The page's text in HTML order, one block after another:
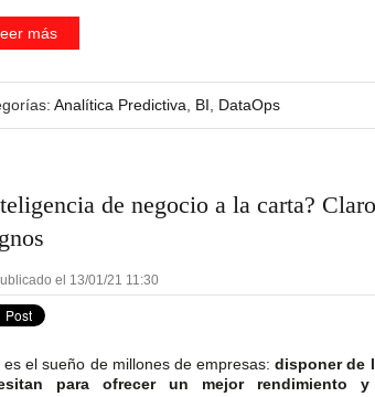
más
Analítica Predictiva BI DataOps
de negocio a la carta?
el 13/01/21 11:30
es el sueño de millones de empresas:disponer de
para ofrecer un mejor rendimiento